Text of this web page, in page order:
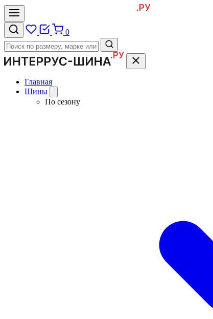
0
Главная
Шины
По сезону